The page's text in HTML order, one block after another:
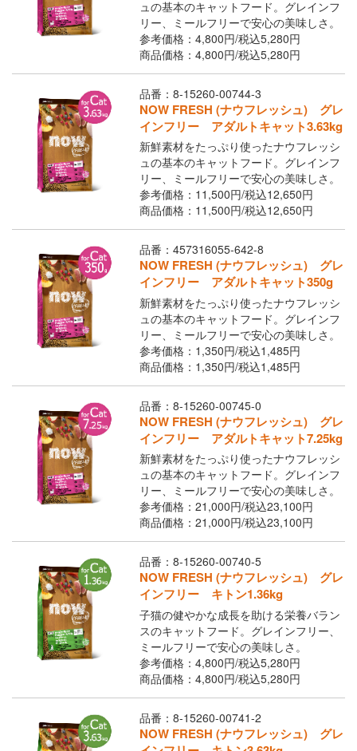
ュの基本のキャットフード。グレインフ
リー、ミールフリーで安心の美味しさ。
参考価格：4,800円/税込5,280円
商品価格：4,800円/税込5,280円
品番：8-15260-00744-3
NOW FRESH (ナウフレッシュ) グレ
インフリー アダルトキャット3.63kg
新鮮素材をたっぷり使ったナウフレッシ
ュの基本のキャットフード。グレインフ
リー、ミールフリーで安心の美味しさ。
参考価格：11,500円/税込12,650円
商品価格：11,500円/税込12,650円
品番：457316055-642-8
NOW FRESH (ナウフレッシュ) グレ
インフリー アダルトキャット350g
新鮮素材をたっぷり使ったナウフレッシ
ュの基本のキャットフード。グレインフ
リー、ミールフリーで安心の美味しさ。
参考価格：1,350円/税込1,485円
商品価格：1,350円/税込1,485円
品番：8-15260-00745-0
NOW FRESH (ナウフレッシュ) グレ
インフリー アダルトキャット7.25kg
新鮮素材をたっぷり使ったナウフレッシ
ュの基本のキャットフード。グレインフ
リー、ミールフリーで安心の美味しさ。
参考価格：21,000円/税込23,100円
商品価格：21,000円/税込23,100円
品番：8-15260-00740-5
NOW FRESH (ナウフレッシュ) グレ
インフリー キトン1.36kg
子猫の健やかな成長を助ける栄養バラン
スのキャットフード。グレインフリー、
ミールフリーで安心の美味しさ。
参考価格：4,800円/税込5,280円
商品価格：4,800円/税込5,280円
品番：8-15260-00741-2
NOW FRESH (ナウフレッシュ) グレ